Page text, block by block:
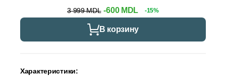
3 999 MDL -600 MDL -15%
В корзину
Характеристики: